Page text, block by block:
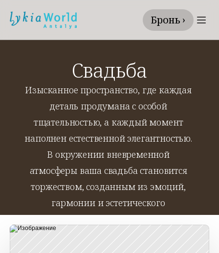
Свадьба
Изысканное пространство, где каждая
деталь продумана с особой
тщательностью, а каждый момент
наполнен естественной элегантностью.
В окружении вневременной
атмосферы ваша свадьба становится
торжеством, созданным из эмоций,
гармонии и эстетического
совершенства.
Бронь ›